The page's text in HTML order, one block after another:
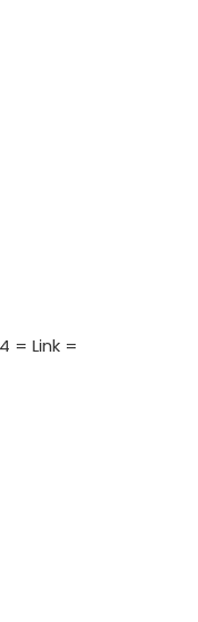
= Link =